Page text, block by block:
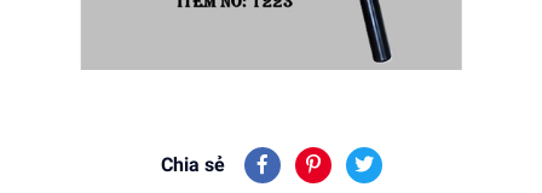
Chia sẻ